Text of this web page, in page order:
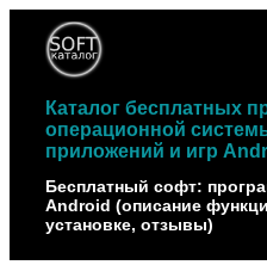
Наверх
Каталог бесплатных
операционной
приложений и игр
Бесплатный софт:
Android (описание
установке, отзывы)